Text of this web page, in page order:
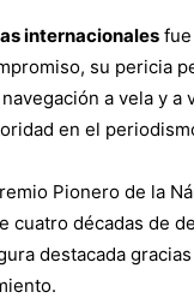
internacionales
su pericia
a vela y a
en el
Pionero de la
cuatro décadas de
destacada